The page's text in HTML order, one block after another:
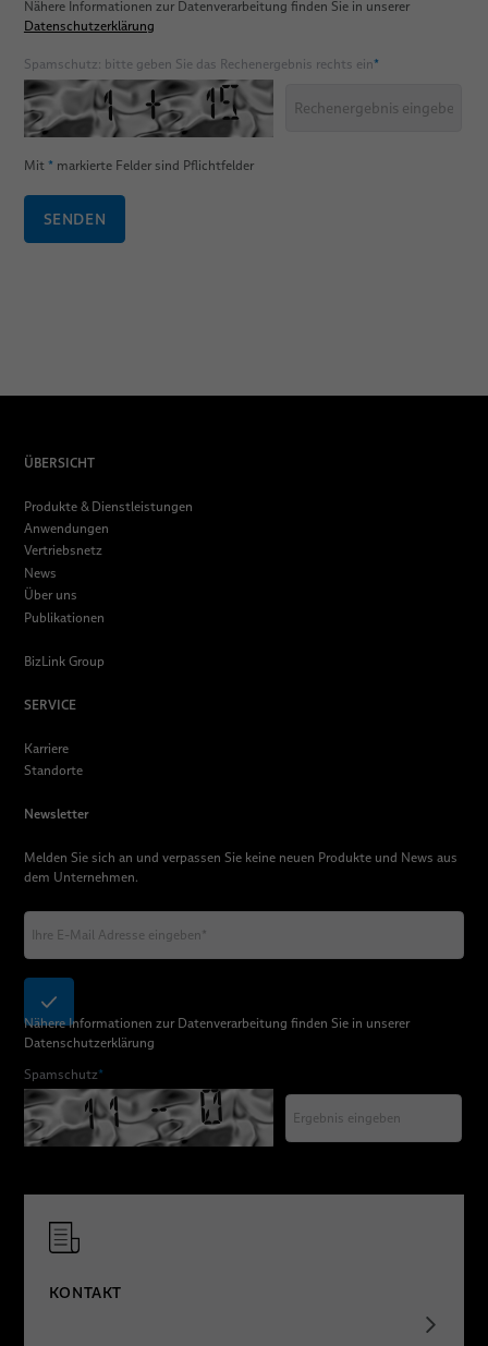
Nähere Informationen zur Datenverarbeitung finden Sie in unserer
Datenschutzerklärung
Spamschutz: bitte geben Sie das Rechenergebnis rechts ein*
Mit * markierte Felder sind Pflichtfelder
SENDEN
ÜBERSICHT
Produkte & Dienstleistungen
Anwendungen
Vertriebsnetz
News
Über uns
Publikationen
BizLink Group
SERVICE
Karriere
Standorte
Newsletter
Melden Sie sich an und verpassen Sie keine neuen Produkte und News aus
dem Unternehmen.
Nähere Informationen zur Datenverarbeitung finden Sie in unserer
Datenschutzerklärung
Spamschutz*
KONTAKT